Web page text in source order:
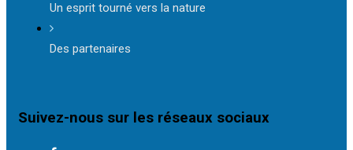
Un esprit tourné vers la nature
Des partenaires
Suivez-nous sur les réseaux sociaux